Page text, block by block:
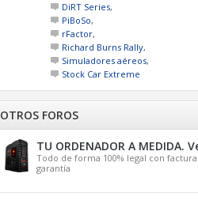
DiRT Series,
PiBoSo,
rFactor,
Richard Burns Rally,
Simuladores aéreos,
Stock Car Extreme
OTROS FOROS
TU ORDENADOR A MEDIDA.
Todo de forma 100% legal con
garantía